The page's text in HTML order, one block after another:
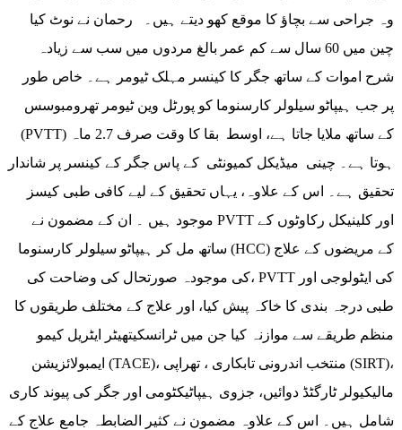
وہ جراحی سے بچاؤ کا موقع کھو دیتے ہیں۔ رحمان نے نوٹ کیا
چین میں 60 سال سے کم عمر بالغ مردوں میں سب سے زیادہ
شرح اموات کے ساتھ جگر کا کینسر مہلک ٹیومر ہے۔ خاص طور
پر جب ہیپاٹو سیلولر کارسنوما کو پورٹل وین ٹیومر تھرومبوسس
(PVTT) کے ساتھ ملایا جاتا ہے، اوسط بقا کا وقت صرف 2.7 ماہ
ہوتا ہے۔ چینی میڈیکل کمیونٹی کے پاس جگر کے کینسر پر شاندار
تحقیق ہے۔ اس کے علاوہ، یہاں تحقیق کے لیے کافی طبی کیسز
موجود ہیں ۔ ان کے مضمون نے PVTT اور کلینیکل رکاوٹوں کے
ساتھ مل کر ہیپاٹو سیلولر کارسنوما (HCC) کے مریضوں کے علاج
کی موجودہ صورتحال کی وضاحت کی، PVTT کی ایٹولوجی اور
طبی درجہ بندی کا خاکہ پیش کیا، اور علاج کے مختلف طریقوں کا
منظم طریقے سے موازنہ کیا جن میں ٹرانسکیتھیٹر ایٹریل کیمو
ایمبولائزیشن (TACE)، منتخب اندرونی تابکاری ، تھراپی (SIRT)،
مالیکیولر ٹارگٹڈ دوائیں، جزوی ہیپاٹیکٹومی اور جگر کی پیوند کاری
شامل ہیں۔ اس کے علاوہ مضمون نے کثیر الضابطہ جامع علاج کے